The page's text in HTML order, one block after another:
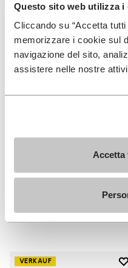
Questo sito web utilizza i
Cliccando su “Accetta
memorizzare i cookie sul
navigazione del sito,
assistere nelle nostre
Accetta
160,00to
80,00
VERKAUF